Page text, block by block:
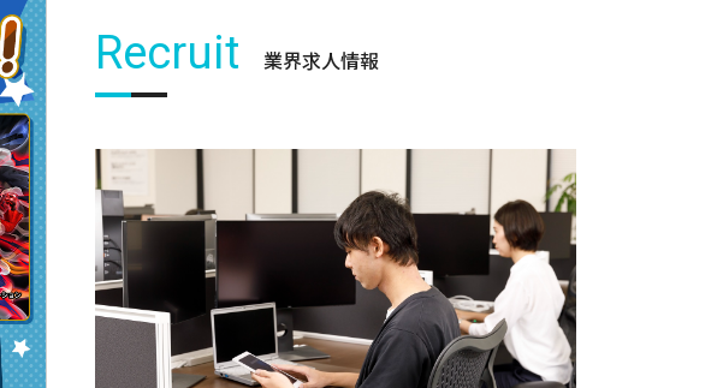
Recruit 業界求人情報